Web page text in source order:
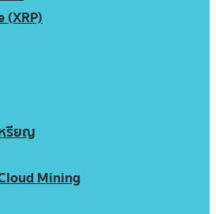
(XRP)
หรียญ
Mining